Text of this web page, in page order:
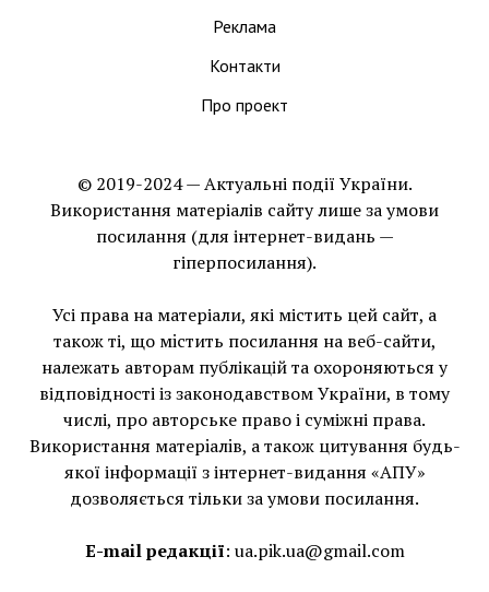
Реклама
Контакти
Про проект
© 2019-2024 — Актуальні події України.
Використання матеріалів сайту лише за умови
посилання (для інтернет-видань —
гіперпосилання).
Усі права на матеріали, які містить цей сайт, а
також ті, що мiстить посилання на веб-сайти,
належать авторам публікацій та охороняються у
відповідності із законодавством України, в тому
числі, про авторське право і суміжні права.
Використання матерiалiв, а також цитування будь-
якої інформації з інтернет-видання «АПУ»
дозволяється тільки за умови посилання.
E-mail редакції: ua.pik.ua@gmail.com